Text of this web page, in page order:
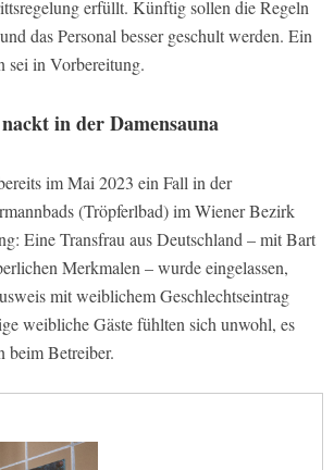
erfüllt. Künftig sollen die Regeln
das Personal besser geschult werden. Ein
sei in Vorbereitung.
in der Damensauna
im Mai 2023 ein Fall in der
(Tröpferlbad) im Wiener Bezirk
Eine Transfrau aus Deutschland – mit Bart
Merkmalen – wurde eingelassen,
mit weiblichem Geschlechtseintrag
weibliche Gäste fühlten sich unwohl, es
beim Betreiber.